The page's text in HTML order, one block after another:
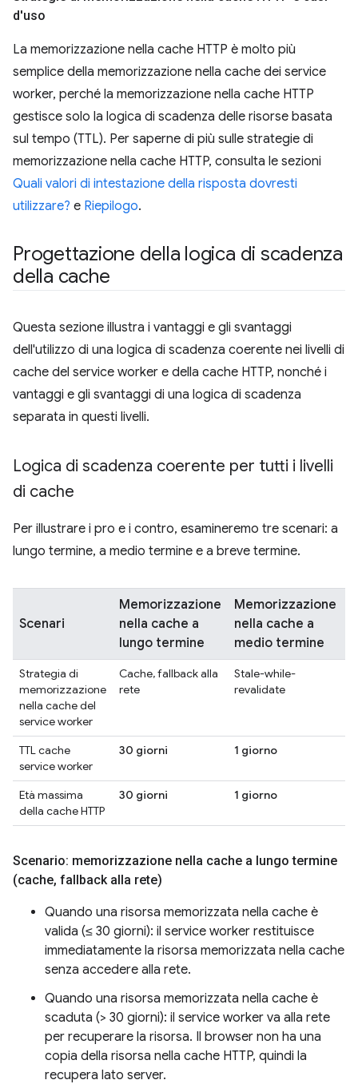
d'uso
La memorizzazione nella cache HTTP è molto più
semplice della memorizzazione nella cache dei service
worker, perché la memorizzazione nella cache HTTP
gestisce solo la logica di scadenza delle risorse basata
sul tempo (TTL). Per saperne di più sulle strategie di
memorizzazione nella cache HTTP, consulta le sezioni
Quali valori di intestazione della risposta dovresti
utilizzare? e Riepilogo.
Progettazione della logica di scadenza
della cache
Questa sezione illustra i vantaggi e gli svantaggi
dell'utilizzo di una logica di scadenza coerente nei livelli di
cache del service worker e della cache HTTP, nonché i
vantaggi e gli svantaggi di una logica di scadenza
separata in questi livelli.
Logica di scadenza coerente per tutti i livelli
di cache
Per illustrare i pro e i contro, esamineremo tre scenari: a
lungo termine, a medio termine e a breve termine.
Scenari
Memorizzazione
nella cache a
lungo termine
Memorizzazione
nella cache a
medio termine
Strategia di
memorizzazione
nella cache del
service worker
Cache, fallback alla
rete
Stale-while-
revalidate
TTL cache
service worker
30 giorni 1 giorno
Età massima
della cache HTTP
30 giorni 1 giorno
Scenario: memorizzazione nella cache a lungo termine
(cache, fallback alla rete)
Quando una risorsa memorizzata nella cache è
valida (≤ 30 giorni): il service worker restituisce
immediatamente la risorsa memorizzata nella cache
senza accedere alla rete.
Quando una risorsa memorizzata nella cache è
scaduta (> 30 giorni): il service worker va alla rete
per recuperare la risorsa. Il browser non ha una
copia della risorsa nella cache HTTP, quindi la
recupera lato server.